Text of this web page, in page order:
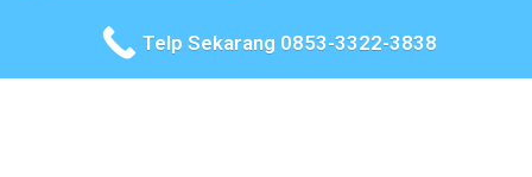
Telp Sekarang 0853-3322-3838